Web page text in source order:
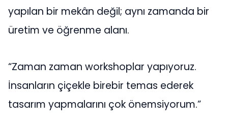
yapılan bir mekân değil; aynı zamanda bir
üretim ve öğrenme alanı.
“Zaman zaman workshoplar yapıyoruz.
İnsanların çiçekle birebir temas ederek
tasarım yapmalarını çok önemsiyorum.”